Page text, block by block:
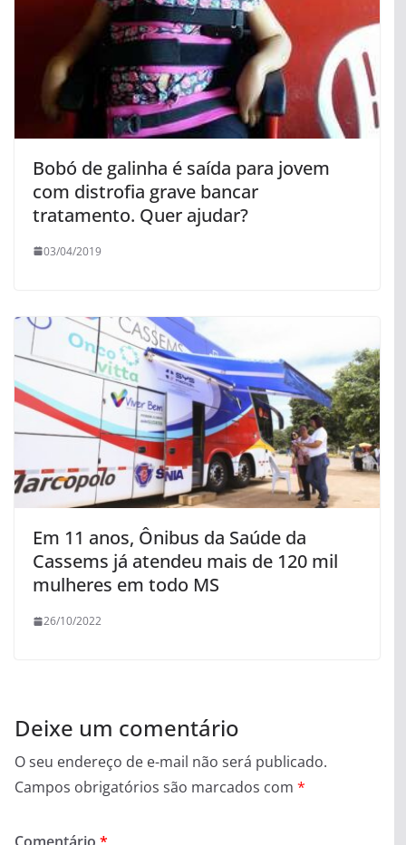
Bobó de galinha é saída para jovem
com distrofia grave bancar
tratamento. Quer ajudar?
03/04/2019
Em 11 anos, Ônibus da Saúde da
Cassems já atendeu mais de 120 mil
mulheres em todo MS
26/10/2022
Deixe um comentário
O seu endereço de e-mail não será publicado.
Campos obrigatórios são marcados com *